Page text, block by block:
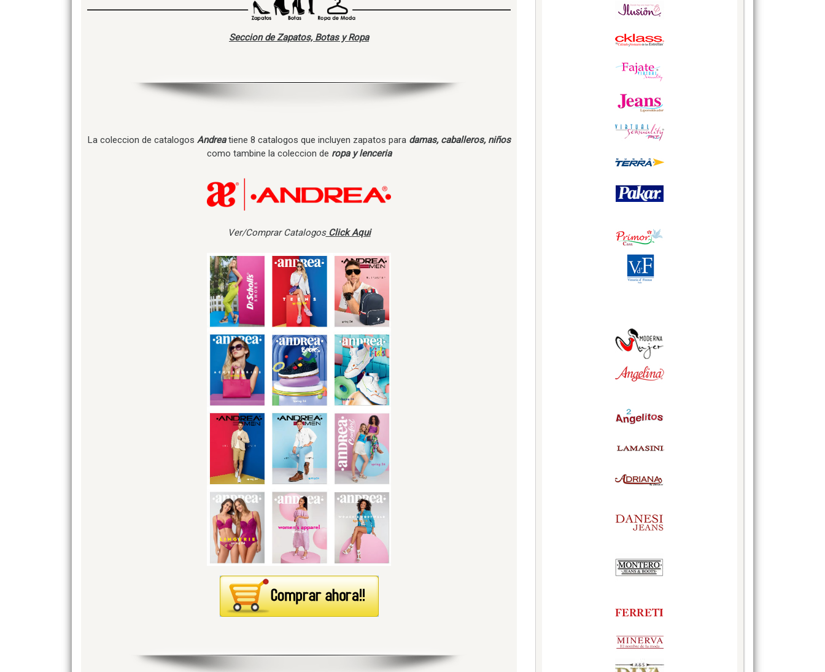
Seccion de Zapatos, Botas y Ropa
La coleccion de catalogos Andreatiene 8 catalogos que incluyen zapatos para damas, caballeros, niños
como tambine la coleccion de ropa y lenceria
Ver/Comprar CatalogosClick Aqui